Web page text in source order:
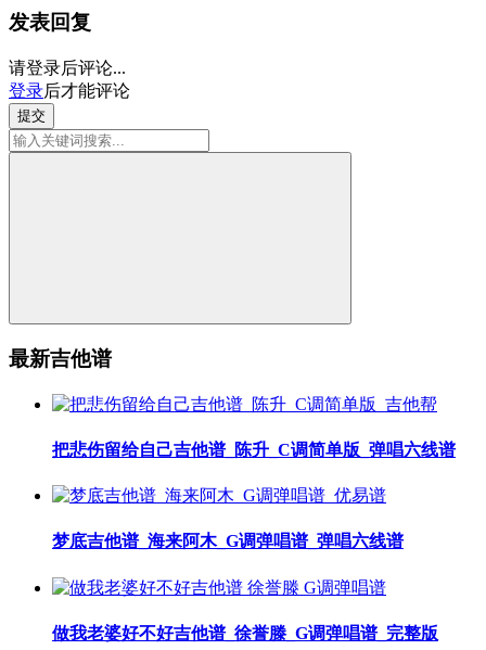
发表回复
请登录后评论...
登录后才能评论
提交
最新吉他谱
把悲伤留给自己吉他谱_陈升_C调简单版_弹唱六线谱
梦底吉他谱_海来阿木_G调弹唱谱_弹唱六线谱
做我老婆好不好吉他谱_徐誉滕_G调弹唱谱_完整版